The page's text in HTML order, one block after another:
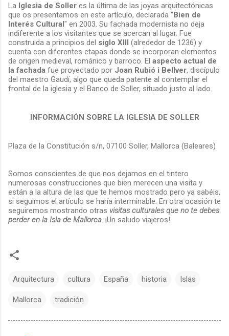
La Iglesia de Soller es la última de las joyas arquitectónicas
que os presentamos en este artículo, declarada "Bien de
Interés Cultural" en 2003. Su fachada modernista no deja
indiferente a los visitantes que se acercan al lugar. Fue
construida a principios del siglo XIII (alrededor de 1236) y
cuenta con diferentes etapas donde se incorporan elementos
de origen medieval, románico y barroco. El aspecto actual de
la fachada fue proyectado por Joan Rubió i Bellver, discípulo
del maestro Gaudí, algo que queda patente al contemplar el
frontal de la iglesia y el Banco de Soller, situado justo al lado.
INFORMACIÓN SOBRE LA IGLESIA DE SOLLER
Plaza de la Constitución s/n, 07100 Soller, Mallorca (Baleares)
Somos conscientes de que nos dejamos en el tintero
numerosas construcciones que bien merecen una visita y
están a la altura de las que te hemos mostrado pero ya sabéis,
si seguimos el artículo se haría interminable. En otra ocasión te
seguiremos mostrando otras visitas culturales que no te debes
perder en la Isla de Mallorca. ¡Un saludo viajeros!
Arquitectura cultura España historia Islas
Mallorca tradición